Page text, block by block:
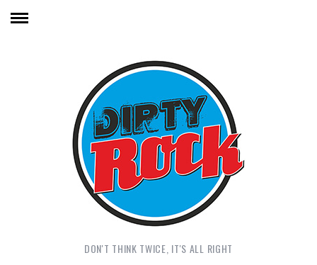
DON'T THINK TWICE, IT'S ALL RIGHT